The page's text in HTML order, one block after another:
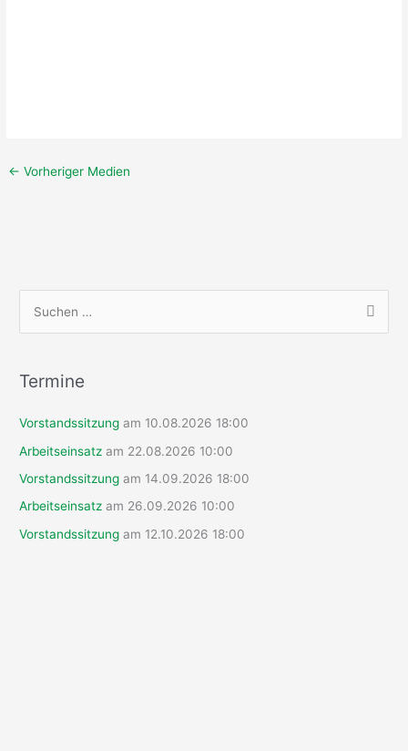
← Vorheriger Medien
h
n
n
a
Termine
Vorstandssitzung am 10.08.2026 18:00
Arbeitseinsatz am 22.08.2026 10:00
Vorstandssitzung am 14.09.2026 18:00
Arbeitseinsatz am 26.09.2026 10:00
Vorstandssitzung am 12.10.2026 18:00